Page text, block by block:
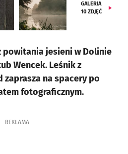
GALERIA
10 ZDJĘĆ
powitania jesieni w Dolinie
Wencek. Leśnik z
na spacery po
fotograficznym.
REKLAMA